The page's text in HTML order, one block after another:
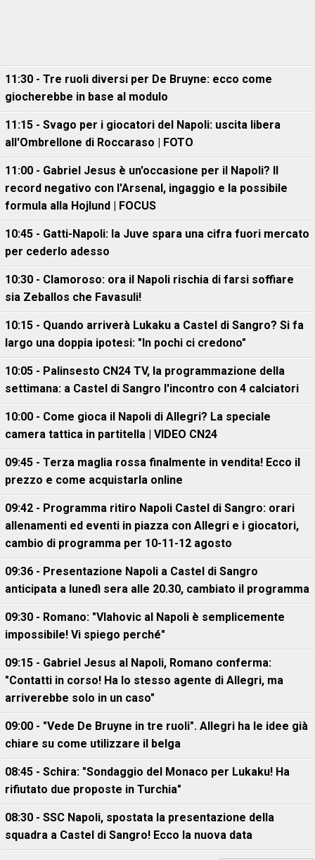
11:30 - Tre ruoli diversi per De Bruyne: ecco come
giocherebbe in base al modulo
11:15 - Svago per i giocatori del Napoli: uscita libera
all'Ombrellone di Roccaraso | FOTO
11:00 - Gabriel Jesus è un'occasione per il Napoli? Il
record negativo con l'Arsenal, ingaggio e la possibile
formula alla Hojlund | FOCUS
10:45 - Gatti-Napoli: la Juve spara una cifra fuori mercato
per cederlo adesso
10:30 - Clamoroso: ora il Napoli rischia di farsi soffiare
sia Zeballos che Favasuli!
10:15 - Quando arriverà Lukaku a Castel di Sangro? Si fa
largo una doppia ipotesi: "In pochi ci credono"
10:05 - Palinsesto CN24 TV, la programmazione della
settimana: a Castel di Sangro l'incontro con 4 calciatori
10:00 - Come gioca il Napoli di Allegri? La speciale
camera tattica in partitella | VIDEO CN24
09:45 - Terza maglia rossa finalmente in vendita! Ecco il
prezzo e come acquistarla online
09:42 - Programma ritiro Napoli Castel di Sangro: orari
allenamenti ed eventi in piazza con Allegri e i giocatori,
cambio di programma per 10-11-12 agosto
09:36 - Presentazione Napoli a Castel di Sangro
anticipata a lunedì sera alle 20.30, cambiato il programma
09:30 - Romano: "Vlahovic al Napoli è semplicemente
impossibile! Vi spiego perché"
09:15 - Gabriel Jesus al Napoli, Romano conferma:
"Contatti in corso! Ha lo stesso agente di Allegri, ma
arriverebbe solo in un caso"
09:00 - "Vede De Bruyne in tre ruoli". Allegri ha le idee già
chiare su come utilizzare il belga
08:45 - Schira: "Sondaggio del Monaco per Lukaku! Ha
rifiutato due proposte in Turchia"
08:30 - SSC Napoli, spostata la presentazione della
squadra a Castel di Sangro! Ecco la nuova data